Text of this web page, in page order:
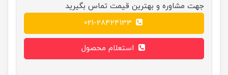
جهت مشاوره و بهترین قیمت تماس بگیرید